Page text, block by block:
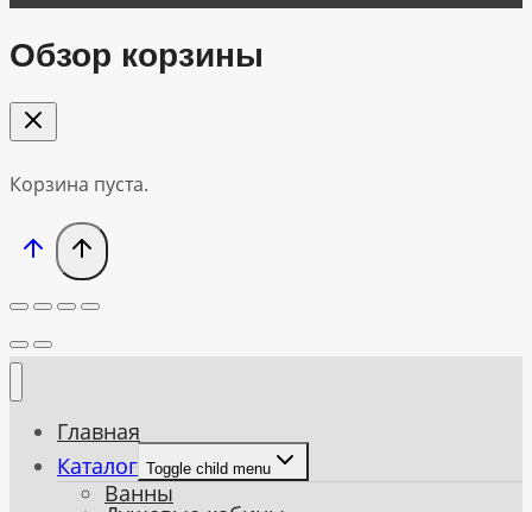
Обзор корзины
Корзина пуста.
Главная
Каталог Toggle child menu
Ванны